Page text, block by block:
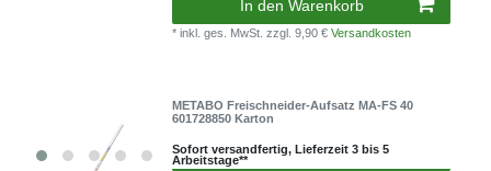
In den Warenkorb
* inkl. ges. MwSt.zzgl. 9,90 €Versandkosten
METABO Freischneider-Aufsatz MA-FS 40
601728850 Karton
Sofort versandfertig, Lieferzeit 3 bis 5
Arbeitstage**